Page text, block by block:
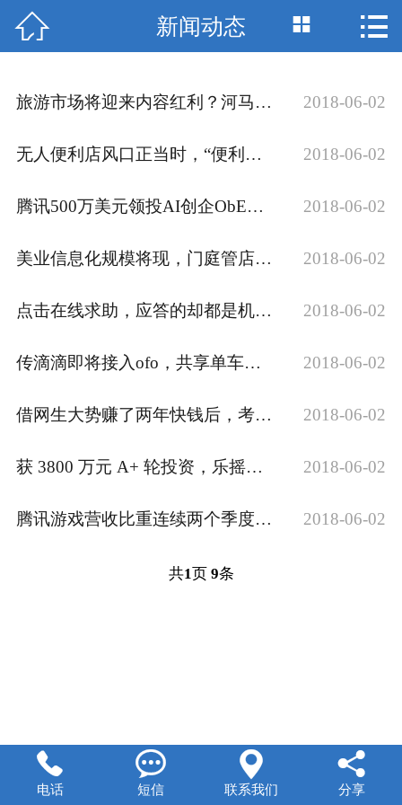
网站首页
新闻动态
成功案例
荣誉资质
 新闻动态  
旅游市场将迎来内容红利？河马旅居想做旅游界的“小红书” 2018-06-02
无人便利店风口正当时，“便利家”获联创永宣冯涛数百万元天使投资 2018-06-02
腾讯500万美元领投AI创企ObEN，进一步布局社交AI 2018-06-02
美业信息化规模将现，门庭管店为他们提供了一套SaaS管理软件 2018-06-02
点击在线求助，应答的却都是机器人，这样真的好吗？ 2018-06-02
传滴滴即将接入ofo，共享单车大战格局或生变 2018-06-02
借网生大势赚了两年快钱后，考拉娱乐开始切入女性人群做点“慢”内容 2018-06-02
获 3800 万元 A+ 轮投资，乐摇摇科技利用抓娃娃机做线下版的广点通 2018-06-02
腾讯游戏营收比重连续两个季度下降，支付、云计算等业务营收涨348% 2018-06-02
共1 页 9条

电话

短信

联系我们

分享